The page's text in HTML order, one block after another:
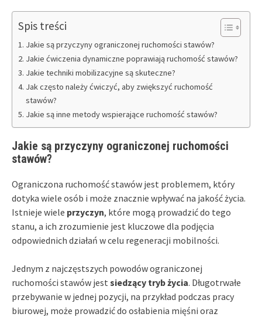
Spis treści
Jakie są przyczyny ograniczonej ruchomości stawów?
Jakie ćwiczenia dynamiczne poprawiają ruchomość stawów?
Jakie techniki mobilizacyjne są skuteczne?
Jak często należy ćwiczyć, aby zwiększyć ruchomość
stawów?
Jakie są inne metody wspierające ruchomość stawów?
Jakie są przyczyny ograniczonej ruchomości
stawów?
Ograniczona ruchomość stawów jest problemem, który
dotyka wiele osób i może znacznie wpływać na jakość życia.
Istnieje wiele przyczyn, które mogą prowadzić do tego
stanu, a ich zrozumienie jest kluczowe dla podjęcia
odpowiednich działań w celu regeneracji mobilności.
Jednym z najczęstszych powodów ograniczonej
ruchomości stawów jest siedzący tryb życia. Długotrwałe
przebywanie w jednej pozycji, na przykład podczas pracy
biurowej, może prowadzić do osłabienia mięśni oraz